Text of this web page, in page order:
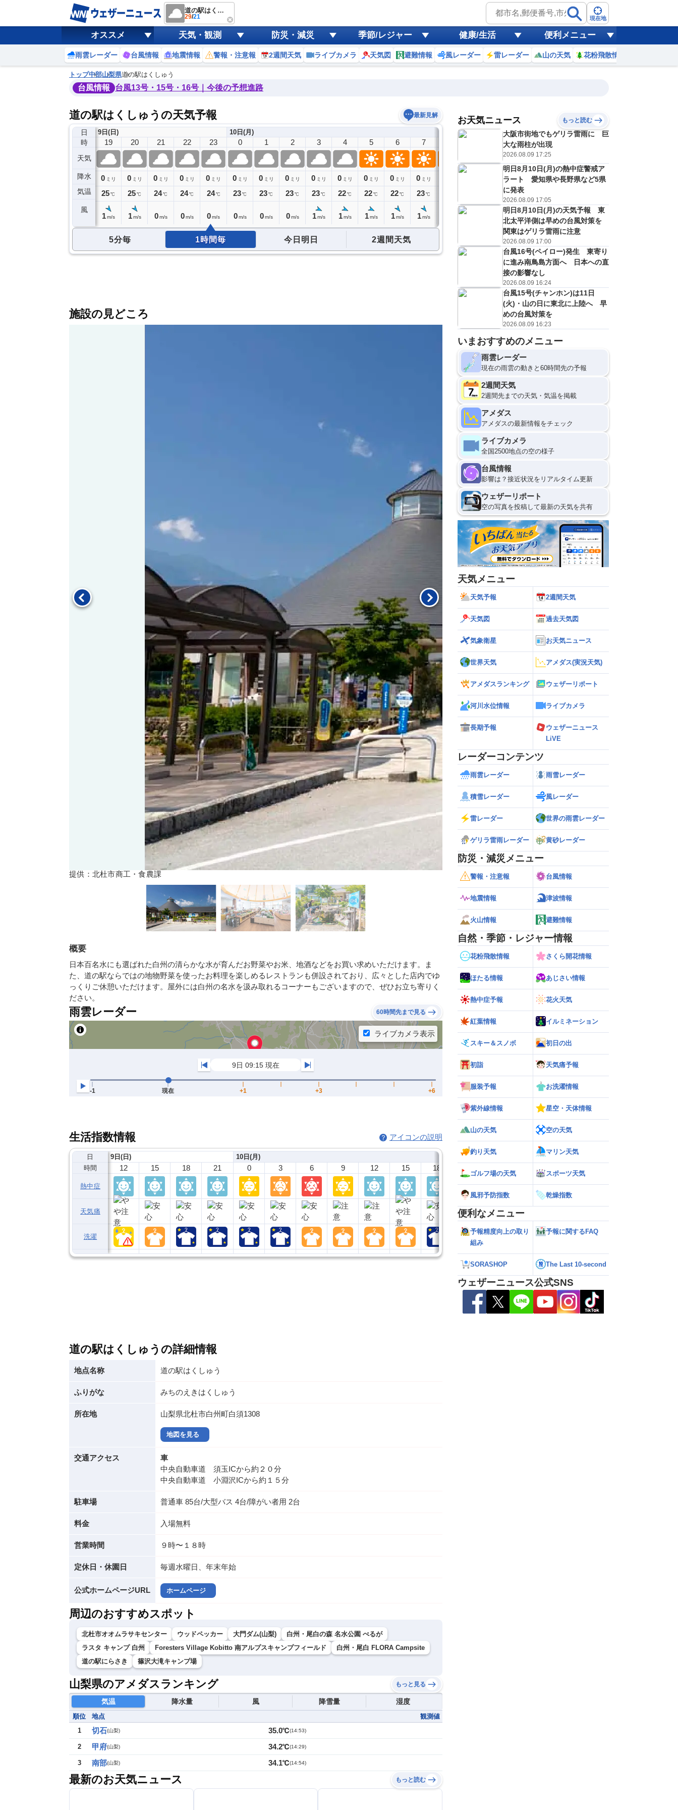
道の駅はくしゅう
29/21 現在地
オススメ 天気・観測 防災・減災 季節/レジャー 健康/生活 便利メニュー
雨雲レーダー 台風情報 地震情報 警報・注意報 2週間天気 ライブカメラ 天気図 避難情報 風レーダー 雷レーダー 山の天気 花粉飛散情報
トップ中部山梨県道の駅はくしゅう
台風情報 台風13号・15号・16号｜今後の予想進路
道の駅はくしゅうの天気予報 最新見解
日
時
天気
降水
気温
風
9日(日)
18
0ミリ
26℃
19
0 ミリ
25℃
1 m/s
20
0 ミリ
25℃
1 m/s
21
0 ミリ
24℃
0 m/s
22
0 ミリ
24℃
0 m/s
23
0 ミリ
24 ℃
0m/s
10日(月)
0
0 ミリ
23℃
0 m/s
1
0 ミリ
23℃
0 m/s
2
0 ミリ
23℃
0 m/s
3
0 ミリ
23℃
1 m/s
4
0 ミリ
22℃
1 m/s
5
0 ミリ
22℃
1 m/s
6
0 ミリ
22℃
1 m/s
7
0 ミリ
23℃
1 m/s
10
ミリ
℃
m/s
11
0 ミリ
31
1 m/s
12
0ミリ
2 m/s
0ミリ
2m/s
0ミリ
2
5分毎 1時間毎 今日明日 2週間天気
施設の見どころ
提供：北杜市商工・食農課
概要
日本百名水にも選ばれた白州の清らかな水が育んだお野菜やお米、地酒などをお買い求めいただけます。ま
た、道の駅ならではの地物野菜を使ったお料理を楽しめるレストランも併設されており、広々とした店内でゆ
っくりご休憩いただけます。屋外には白州の名水を汲み取れるコーナーもございますので、ぜひお立ち寄りく
ださい。
雨雲レーダー 60時間先まで見る
生活指数情報 アイコンの説明
日
時間
熱中症
天気痛
洗濯
9日(日)
12 15 18 21
10日(月)
0 3 6 9 12 15 18
11日(火)
道の駅はくしゅうの詳細情報
地点名称 道の駅はくしゅう
ふりがな みちのえきはくしゅう
所在地 山梨県北杜市白州町白須1308
地図を見る
交通アクセス
車
中央自動車道 須玉ICから約２０分
中央自動車道 小淵沢ICから約１５分
駐車場 普通車 85台/大型バス 4台/障がい者用 2台
料金 入場無料
営業時間 ９時〜１８時
定休日・休園日 毎週水曜日、年末年始
公式ホームページURL ホームページ
周辺のおすすめスポット
北杜市オオムラサキセンター ウッドペッカー 大門ダム(山梨)
白州・尾白の森 名水公園 べるが
ラスタ キャンプ 白州
Foresters Village Kobitto 南アルプスキャンプフィールド
白州・尾白 FLORA Campsite
道の駅にらさき
篠沢大滝キャンプ場
山梨県のアメダスランキング もっと見る
気温 降水量 風 降雪量 湿度
順位 地点
観測値
1
切石(山梨) 35.0℃(14:53)
2 甲府(山梨) 34.2℃(14:29)
3 南部(山梨) 34.1℃(14:54)
最新のお天気ニュース もっと読む
お天気ニュース もっと読む
大阪市街地でもゲリラ雷雨に 巨
大な雨柱が出現
2026.08.09 17:25
明日8月10日(月)の熱中症警戒ア
ラート 愛知県や長野県など5県
に発表
2026.08.09 17:05
明日8月10日(月)の天気予報 東
北太平洋側は早めの台風対策を
関東はゲリラ雷雨に注意
2026.08.09 17:00
台風16号(ペイロー)発生 東寄り
に進み南鳥島方面へ 日本への直
接の影響なし
2026.08.09 16:24
台風15号(チャンホン)は11日
(火)・山の日に東北に上陸へ 早
めの台風対策を
2026.08.09 16:23
いまおすすめのメニュー
雨雲レーダー
現在の雨雲の動きと60時間先の予報
2週間天気
2週間先までの天気・気温を掲載
アメダス
アメダスの最新情報をチェック
ライブカメラ
全国2500地点の空の様子
台風情報
影響は？接近状況をリアルタイム更新
ウェザーリポート
空の写真を投稿して最新の天気を共有
天気メニュー
天気予報 2週間天気
天気図 過去天気図
気象衛星 お天気ニュース
世界天気 アメダス(実況天気)
アメダスランキング ウェザーリポート
河川水位情報 ライブカメラ
長期予報
ウェザーニュース
LiVE
レーダーコンテンツ
雨雲レーダー 雨雪レーダー
積雪レーダー 風レーダー
雷レーダー 世界の雨雲レーダー
ゲリラ雷雨レーダー 黄砂レーダー
防災・減災メニュー
警報・注意報 台風情報
地震情報 津波情報
火山情報 避難情報
自然・季節・レジャー情報
花粉飛散情報 さくら開花情報
ほたる情報 あじさい情報
熱中症予報 花火天気
紅葉情報 イルミネーション
スキー＆スノボ 初日の出
初詣 天気痛予報
服装予報 お洗濯情報
紫外線情報 星空・天体情報
山の天気 空の天気
釣り天気 マリン天気
ゴルフ場の天気 スポーツ天気
風邪予防指数 乾燥指数
便利なメニュー
予報精度向上の取り
組み
予報に関するFAQ
SORASHOP The Last 10-second
ウェザーニュース公式SNS